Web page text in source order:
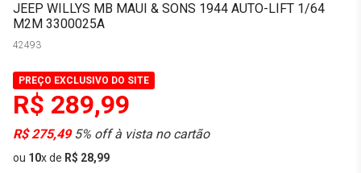
JEEP WILLYS MB MAUI & SONS 1944 AUTO-LIFT 1/64
M2M 3300025A
42493
PREÇO EXCLUSIVO DO SITE
R$ 289,99
R$ 275,495% off à vista no cartão
ou 10xde R$ 28,99